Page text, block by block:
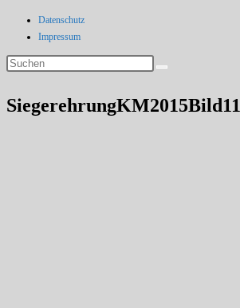
Datenschutz
Impressum
SiegerehrungKM2015Bild11